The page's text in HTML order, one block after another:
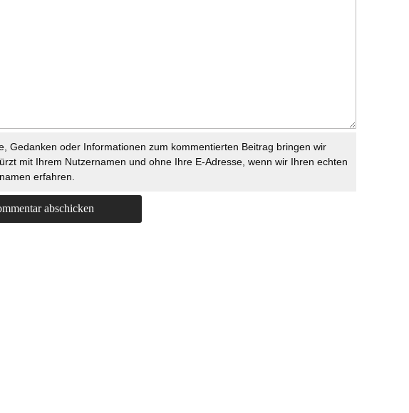
Gedanken oder Informationen zum kommentierten Beitrag bringen wir
mit Ihrem Nutzernamen und ohne Ihre E-Adresse, wenn wir Ihren echten
erfahren.